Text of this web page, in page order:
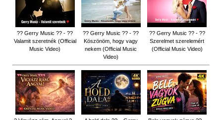
?? Gerry Music ?? - ??
Valamit szeretnék (Official
Music Video)
?? Gerry Music ?? - ??
Köszönöm, hogy vagy
nekem (Official Music
Video)
?? Gerry Music ?? - ??
Szerelmet szerelemért
(Official Music Video)